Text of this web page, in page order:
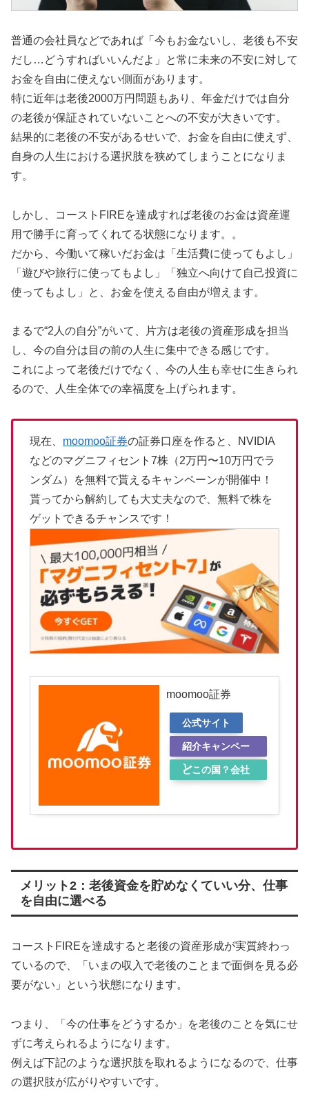
普通の会社員などであれば「今もお金ないし、老後も不安
だし…どうすればいいんだよ」と常に未来の不安に対して
お金を自由に使えない側面があります。
特に近年は老後2000万円問題もあり、年金だけでは自分
の老後が保証されていないことへの不安が大きいです。
結果的に老後の不安があるせいで、お金を自由に使えず、
自身の人生における選択肢を狭めてしまうことになりま
す。
しかし、コーストFIREを達成すれば老後のお金は資産運
用で勝手に育ってくれてる状態になります。。
だから、今働いて稼いだお金は「生活費に使ってもよし」
「遊びや旅行に使ってもよし」「独立へ向けて自己投資に
使ってもよし」と、お金を使える自由が増えます。
まるで“2人の自分”がいて、片方は老後の資産形成を担当
し、今の自分は目の前の人生に集中できる感じです。
これによって老後だけでなく、今の人生も幸せに生きられ
るので、人生全体での幸福度を上げられます。
現在、 moomoo証券の証券口座を作ると、NVIDIA
などのマグニフィセント7株（2万円〜10万円でラ
ンダム）を無料で貰えるキャンペーンが開催中！
貰ってから解約しても大丈夫なので、無料で株を
ゲットできるチャンスです！
moomoo証券
公式サイト
紹介キャンペー
ン
どこの国？会社
メリット2：老後資金を貯めなくていい分、仕事
を自由に選べる
コーストFIREを達成すると老後の資産形成が実質終わっ
ているので、「いまの収入で老後のことまで面倒を見る必
要がない」という状態になります。
つまり、「今の仕事をどうするか」を老後のことを気にせ
ずに考えられるようになります。
例えば下記のような選択肢を取れるようになるので、仕事
の選択肢が広がりやすいです。